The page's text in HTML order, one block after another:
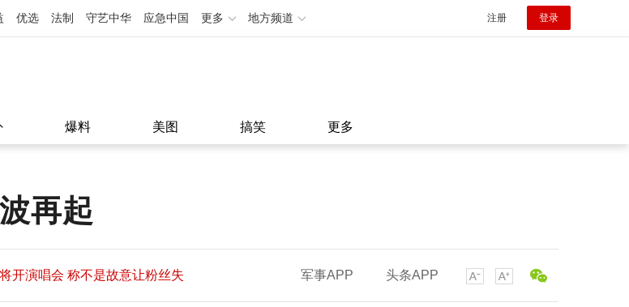
优选 法制 守艺中华 应急中国 更多 地方频道 注册 登录
爆料 美图 搞笑 更多
再起
开演唱会 称不是故意让粉丝失
开演唱会 称不是故意让粉丝失
军事APP 头条APP